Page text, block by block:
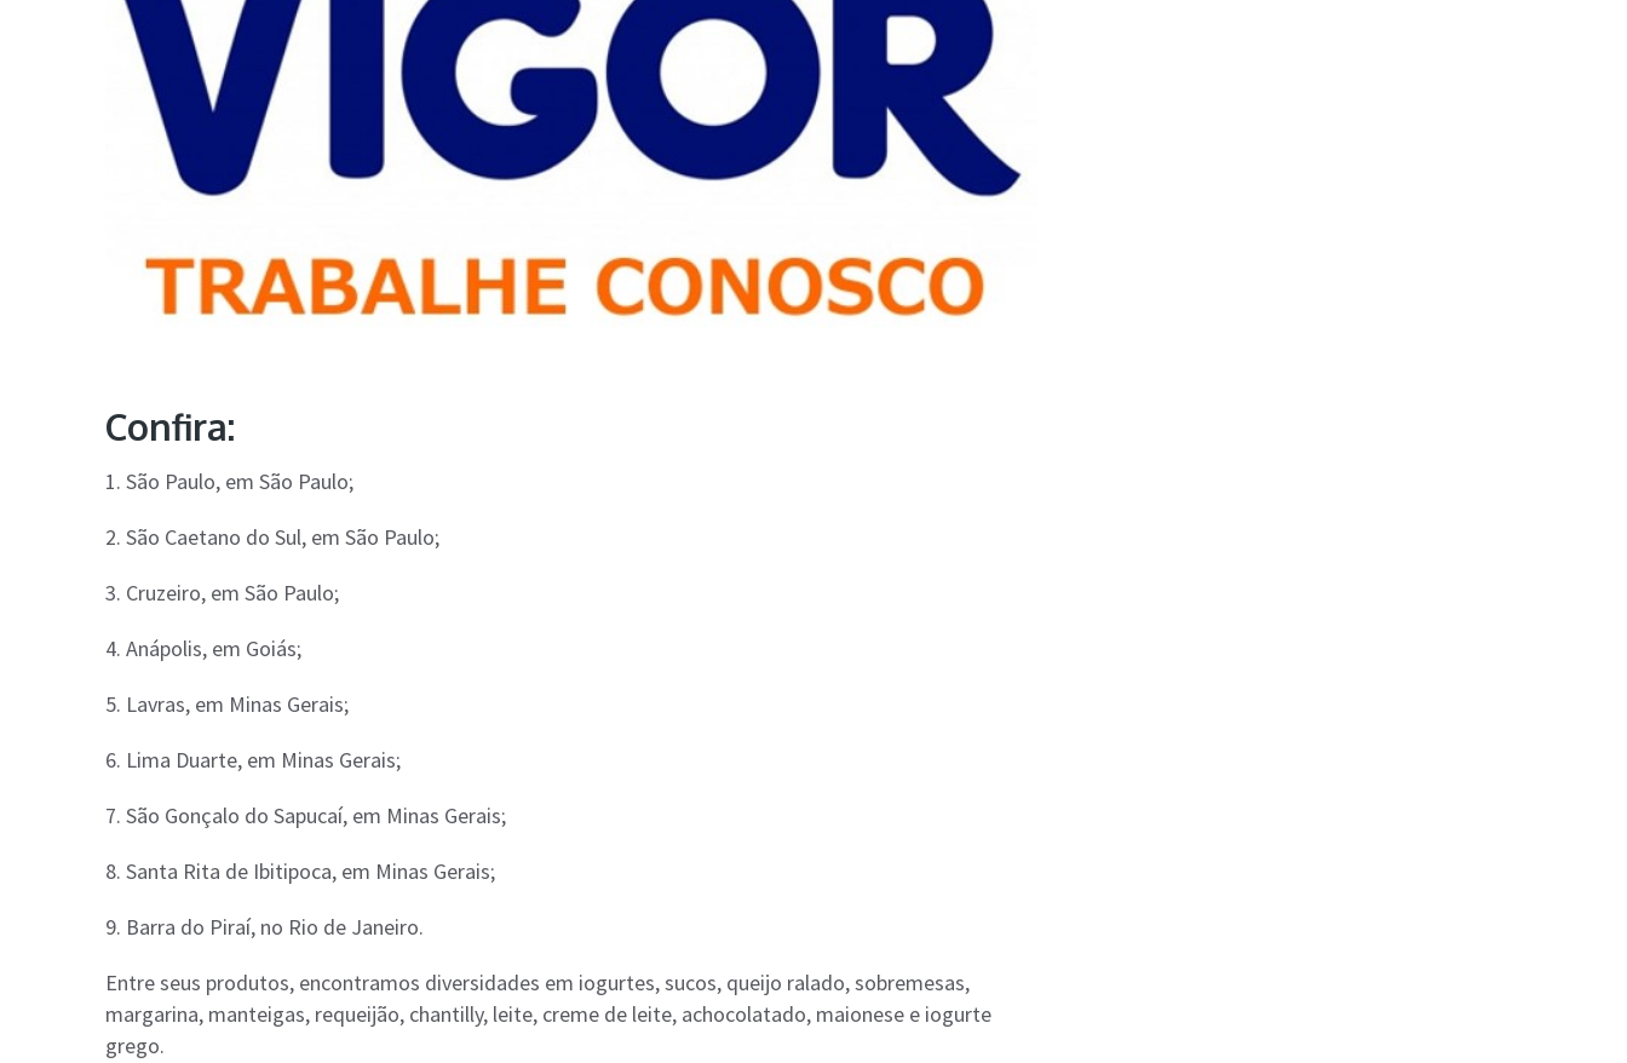
Confira:
1. São Paulo, em São Paulo;
2. São Caetano do Sul, em São Paulo;
3. Cruzeiro, em São Paulo;
4. Anápolis, em Goiás;
5. Lavras, em Minas Gerais;
6. Lima Duarte, em Minas Gerais;
7. São Gonçalo do Sapucaí, em Minas Gerais;
8. Santa Rita de Ibitipoca, em Minas Gerais;
9. Barra do Piraí, no Rio de Janeiro.
Entre seus produtos, encontramos diversidades em iogurtes, sucos, queijo ralado, sobremesas,
margarina, manteigas, requeijão, chantilly, leite, creme de leite, achocolatado, maionese e iogurte
grego.